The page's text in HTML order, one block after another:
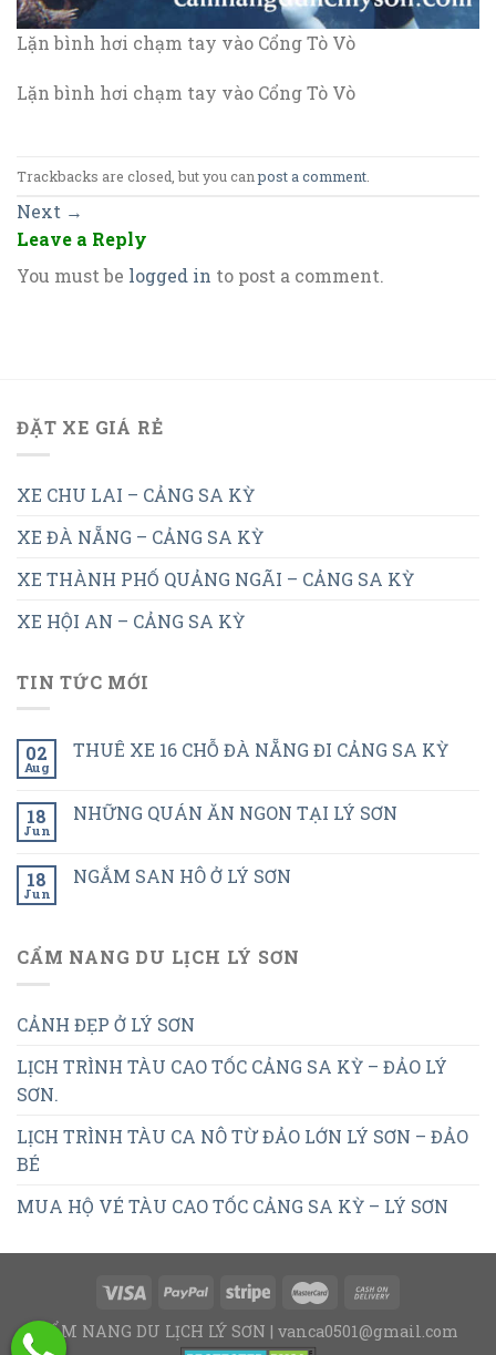
Lặn bình hơi chạm tay vào Cổng Tò Vò
Lặn bình hơi chạm tay vào Cổng Tò Vò
Trackbacks are closed, but you canpost a comment
Next →
Leave a Reply
You must be logged in to post a comment.
ĐẶT XE GIÁ RẺ
XE CHU LAI – CẢNG SA KỲ
XE ĐÀ NẴNG – CẢNG SA KỲ
XE THÀNH PHỐ QUẢNG NGÃI – CẢNG SA KỲ
XE HỘI AN – CẢNG SA KỲ
TIN TỨC MỚI
02
Aug
THUÊ XE 16 CHỖ ĐÀ NẴNG ĐI CẢNG SA KỲ
18
Jun
NHỮNG QUÁN ĂN NGON TẠI LÝ SƠN
18
Jun
NGẮM SAN HÔ Ở LÝ SƠN
CẨM NANG DU LỊCH LÝ SƠN
CẢNH ĐẸP Ở LÝ SƠN
LỊCH TRÌNH TÀU CAO TỐC CẢNG SA KỲ – ĐẢO LÝ
SƠN.
LỊCH TRÌNH TÀU CA NÔ TỪ ĐẢO LỚN LÝ SƠN – ĐẢO
BÉ
MUA HỘ VÉ TÀU CAO TỐC CẢNG SA KỲ – LÝ SƠN
CẨM NANG DU LỊCH LÝ SƠN | vanca0501@gmail.com